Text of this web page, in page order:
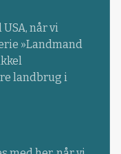
når vi
»Landmand
landbrug i